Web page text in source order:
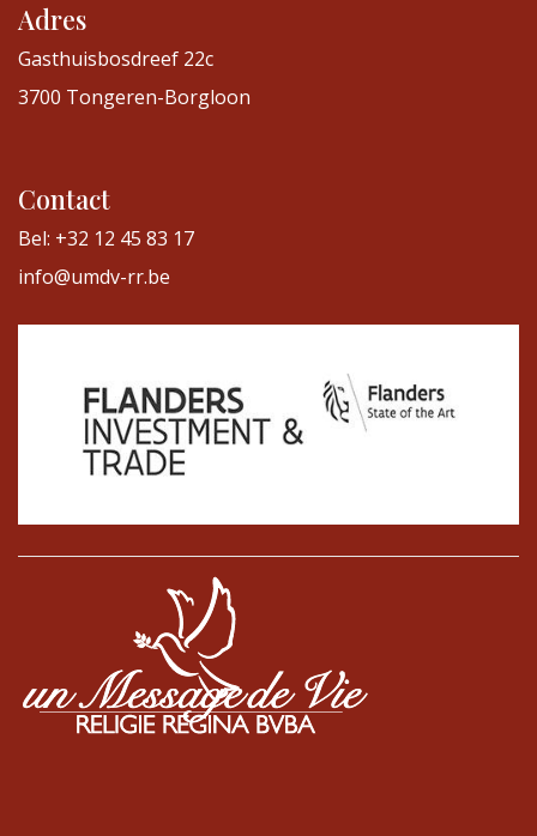
Adres
Gasthuisbosdreef 22c
3700 Tongeren-Borgloon
Contact
Bel: +32 12 45 83 17
info@umdv-rr.be